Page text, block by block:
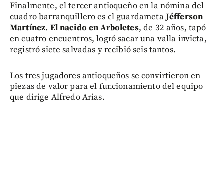
Finalmente, el tercer antioqueño en la nómina del
cuadro barranquillero es el guardametaJéfferson
Martínez. El nacido en Arboletes, de 32 años, tapó
en cuatro encuentros, logró sacar una valla invicta,
registró siete salvadas y recibió seis tantos.
Los tres jugadores antioqueños se convirtieron en
piezas de valor para el funcionamiento del equipo
que dirige Alfredo Arias.